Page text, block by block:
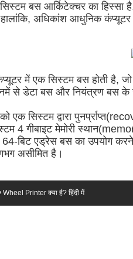
बस आर्किटेक्चर का हिस्सा
अधिकांश आधुनिक कंप्यूटर
में एक सिस्टम बस होती है,
से डेटा बस और नियंत्रण बस
एक सिस्टम द्वारा
4 गीबाइट मेमोरी
बिट एड्रेस बस का उपयोग करने
असीमित है।
Wheel Printer क्या है? हिंदी में